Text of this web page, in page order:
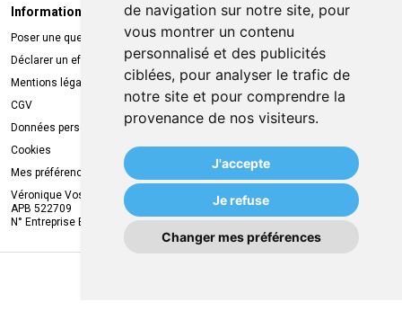
de navigation sur notre site, pour
vous montrer un contenu
personnalisé et des publicités
ciblées, pour analyser le trafic de
notre site et pour comprendre la
provenance de nos visiteurs.
J'accepte
Je refuse
Changer mes préférences
Informations légales
Poser une question
Déclarer un effet indésirable
Mentions légales
CGV
Données personnelles
Cookies
Mes préférences Cookies
Véronique Vos
APB 522709
N° Entreprise BE0749.944.612
Livraison
Retrait à la pharmacie
Livraison chez vous
Livraison dans un Point Relais